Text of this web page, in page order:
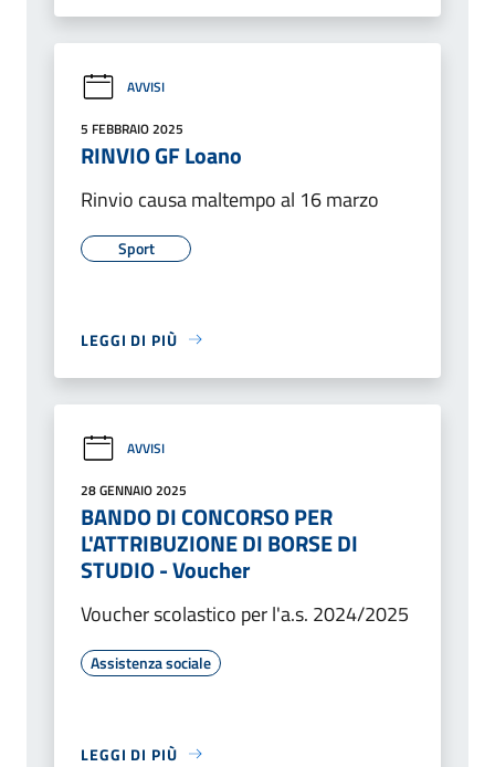
AVVISI
5 FEBBRAIO 2025
RINVIO GF Loano
Rinvio causa maltempo al 16 marzo
Sport
LEGGI DI PIÙ
AVVISI
28 GENNAIO 2025
BANDO DI CONCORSO PER
L'ATTRIBUZIONE DI BORSE DI
STUDIO - Voucher
Voucher scolastico per l'a.s. 2024/2025
Assistenza sociale
LEGGI DI PIÙ